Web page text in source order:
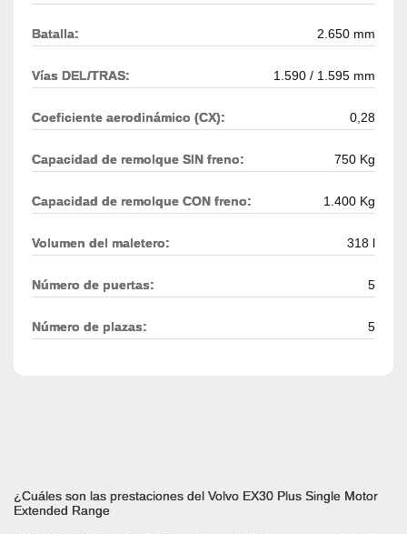
Batalla: 2.650 mm
Vías DEL/TRAS: 1.590 / 1.595 mm
Coeficiente aerodinámico (CX): 0,28
Capacidad de remolque SIN freno: 750 Kg
Capacidad de remolque CON freno: 1.400 Kg
Volumen del maletero: 318 l
Número de puertas: 5
Número de plazas: 5
¿Cuáles son las prestaciones del Volvo EX30 Plus Single Motor
Extended Range